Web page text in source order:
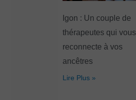
Igon : Un couple de
thérapeutes qui vous
reconnecte à vos
ancêtres
Lire Plus »